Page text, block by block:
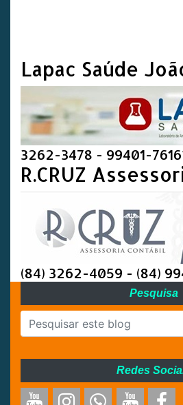
Lapac Saúde
3262-3478 - 99401-
R.CRUZ
(84) 3262-4059 - (84)
Pesquisa
Redes